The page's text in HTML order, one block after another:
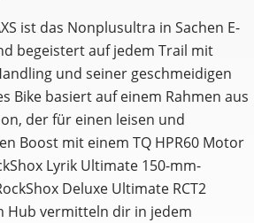
ist das Nonplusultra in Sachen E-
begeistert auf jedem Trail mit
und seiner geschmeidigen
Bike basiert auf einem Rahmen aus
der für einen leisen und
Boost mit einem TQ HPR60 Motor
Lyrik Ultimate 150-mm-
Deluxe Ultimate RCT2
Hub vermitteln dir in jedem